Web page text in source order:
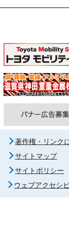
著作権・リンク
サイトマップ
サイトポリシー
ウェブアクセシ